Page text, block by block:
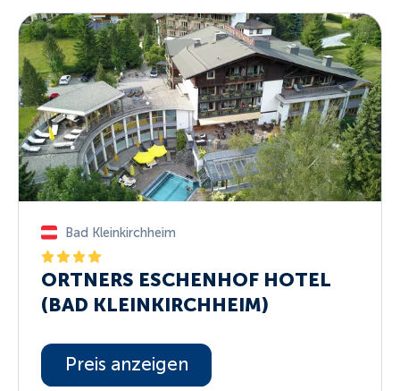
Bad Kleinkirchheim
ORTNERS ESCHENHOF HOTEL
(BAD KLEINKIRCHHEIM)
Preis anzeigen